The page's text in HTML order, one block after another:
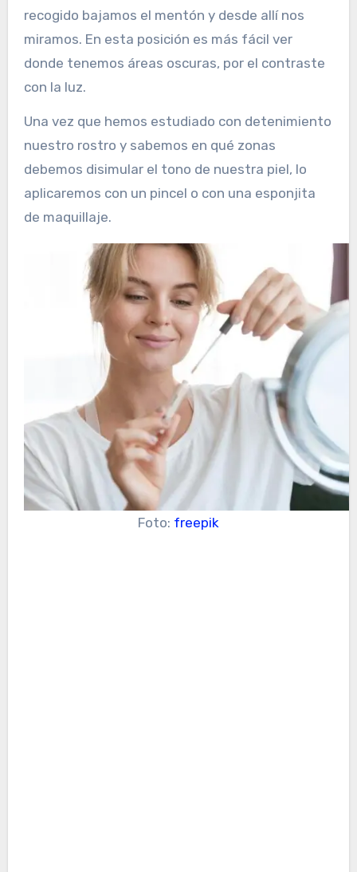
recogido bajamos el mentón y desde allí nos
miramos. En esta posición es más fácil ver
donde tenemos áreas oscuras, por el contraste
con la luz.
Una vez que hemos estudiado con detenimiento
nuestro rostro y sabemos en qué zonas
debemos disimular el tono de nuestra piel, lo
aplicaremos con un pincel o con una esponjita
de maquillaje.
Foto: freepik